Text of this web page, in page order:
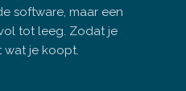
software, maar een
tot leeg. Zodat je
wat je koopt.